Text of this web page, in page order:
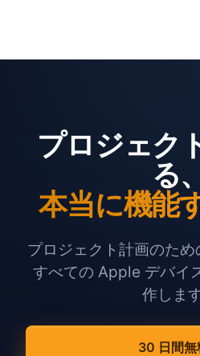
プロジェク
る、
本当に機能
プロジェクト計画のため
すべての Apple デバイ
作します
30 日間無